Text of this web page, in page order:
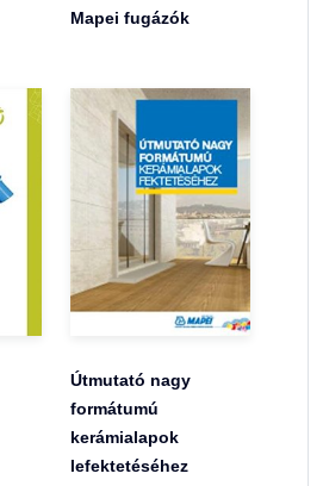
Mapei fugázók
Útmutató nagy
formátumú
kerámialapok
lefektetéséhez